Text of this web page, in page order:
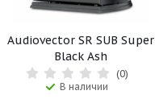
Audiovector SR SUB Super
Black Ash
(0)
В наличии